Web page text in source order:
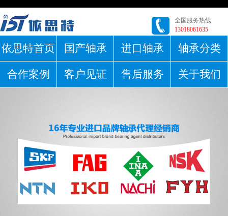
全国服务热线
13018061635
依思特首页 国产轴承 进口轴承 轴承分类
合作案例 客户见证 售后服务 关于我们